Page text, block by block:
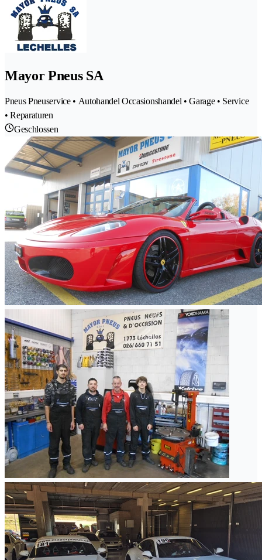
Mayor Pneus SA
Pneus Pneuservice • Autohandel Occasionshandel • Garage • Service
• Reparaturen
Geschlossen